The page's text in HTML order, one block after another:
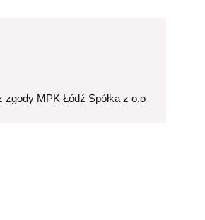
MPK Łódź Spółka z o.o